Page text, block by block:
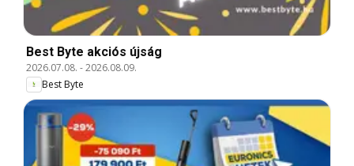
Best Byte akciós újság
2026.07.08. -2026.08.09.
Best Byte